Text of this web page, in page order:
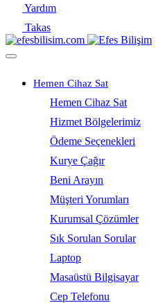
Yardım
Takas
Hemen Cihaz Sat
Hemen Cihaz Sat
Hizmet Bölgelerimiz
Ödeme Seçenekleri
Kurye Çağır
Beni Arayın
Müşteri Yorumları
Kurumsal Çözümler
Sık Sorulan Sorular
Laptop
Masaüstü Bilgisayar
Cep Telefonu